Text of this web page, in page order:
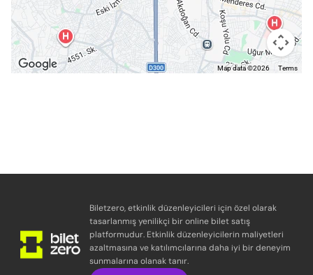
Map data ©2026 Terms
Biletzero, etkinlik düzenleyicileri için özel olarak
tasarlanmış yenilikçi bir online bilet satış
platformudur. Etkinlik düzenleyicilerin maliyetleri
azaltmasına ve katılımcılarına daha iyi bir deneyim
sunmalarına olanak tanır.